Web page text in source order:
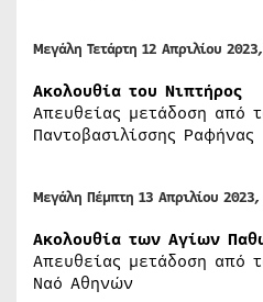
Μεγάλη Τετάρτη 12 Απριλίου
Ακολουθία του Νιπτήρος
Απευθείας μετάδοση από
Παντοβασιλίσσης Ραφήνας
Μεγάλη Πέμπτη 13 Απριλίου
Ακολουθία των Αγίων
Απευθείας μετάδοση από
Ναό Αθηνών